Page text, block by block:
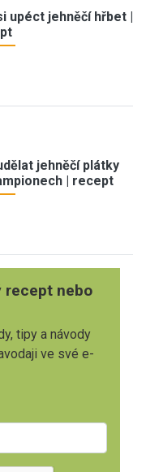
upéct jehněčí hřbet |
jehněčí plátky
| recept
recept nebo
tipy a návody
ve své e-